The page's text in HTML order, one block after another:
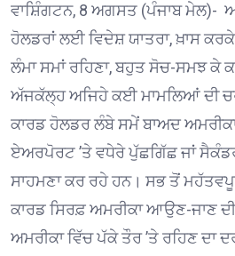
ਵਾਸ਼ਿੰਗਟਨ, 8 ਅਗਸਤ (ਪੰਜਾਬ ਮੇਲ)-
ਹੋਲਡਰਾਂ ਲਈ ਵਿਦੇਸ਼ ਯਾਤਰਾ, ਖ਼ਾਸ
ਲੰਮਾ ਸਮਾਂ ਰਹਿਣਾ, ਬਹੁਤ ਸੋਚ-ਸਮਝ ਕੇ
ਅੱਜਕੱਲ੍ਹ ਅਜਿਹੇ ਕਈ ਮਾਮਲਿਆਂ ਦੀ
ਕਾਰਡ ਹੋਲਡਰ ਲੰਬੇ ਸਮੇਂ ਬਾਅਦ
ਏਅਰਪੋਰਟ ’ਤੇ ਵਧੇਰੇ ਪੁੱਛਗਿੱਛ ਜਾਂ
ਸਾਹਮਣਾ ਕਰ ਰਹੇ ਹਨ। ਸਭ ਤੋਂ
ਕਾਰਡ ਸਿਰਫ਼ ਅਮਰੀਕਾ ਆਉਣ-ਜਾਣ
ਅਮਰੀਕਾ ਵਿੱਚ ਪੱਕੇ ਤੌਰ ’ਤੇ ਰਹਿਣ ਦਾ